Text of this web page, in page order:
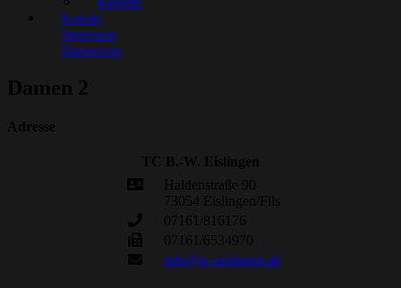
Kontakt
Impressum
Datenschutz
Damen 2
Adresse
TC B.-W. Eislingen
Haldenstraße 90
73054 Eislingen/Fils
07161/816176
07161/6534970
info@tc-eislingen.de